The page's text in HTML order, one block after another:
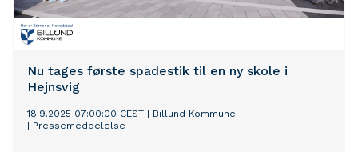
Nu tages første spadestik til en ny skole i
Hejnsvig
18.9.2025 07:00:00 CEST
Billund Kommune
Pressemeddelelse